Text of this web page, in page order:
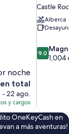
noche
en total
- 22 ago.
y cargos
Castle
Alberca
9.0
de
9.0
1,004
OneKeyCash en
a más aventuras!